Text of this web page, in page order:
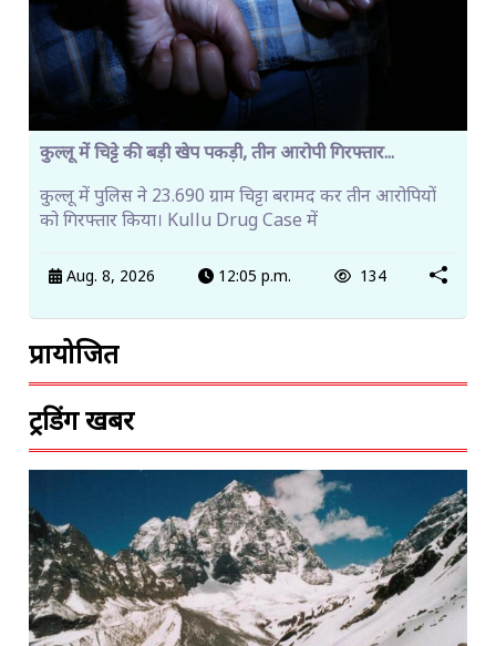
कुल्लू में चिट्टे की बड़ी खेप पकड़ी, तीन आरोपी गिरफ्तार...
कुल्लू में पुलिस ने 23.690 ग्राम चिट्टा बरामद कर तीन आरोपियों
को गिरफ्तार किया। Kullu Drug Case में
Aug. 8, 2026 12:05 p.m. 134
प्रायोजित
ट्रेंडिंग खबरें